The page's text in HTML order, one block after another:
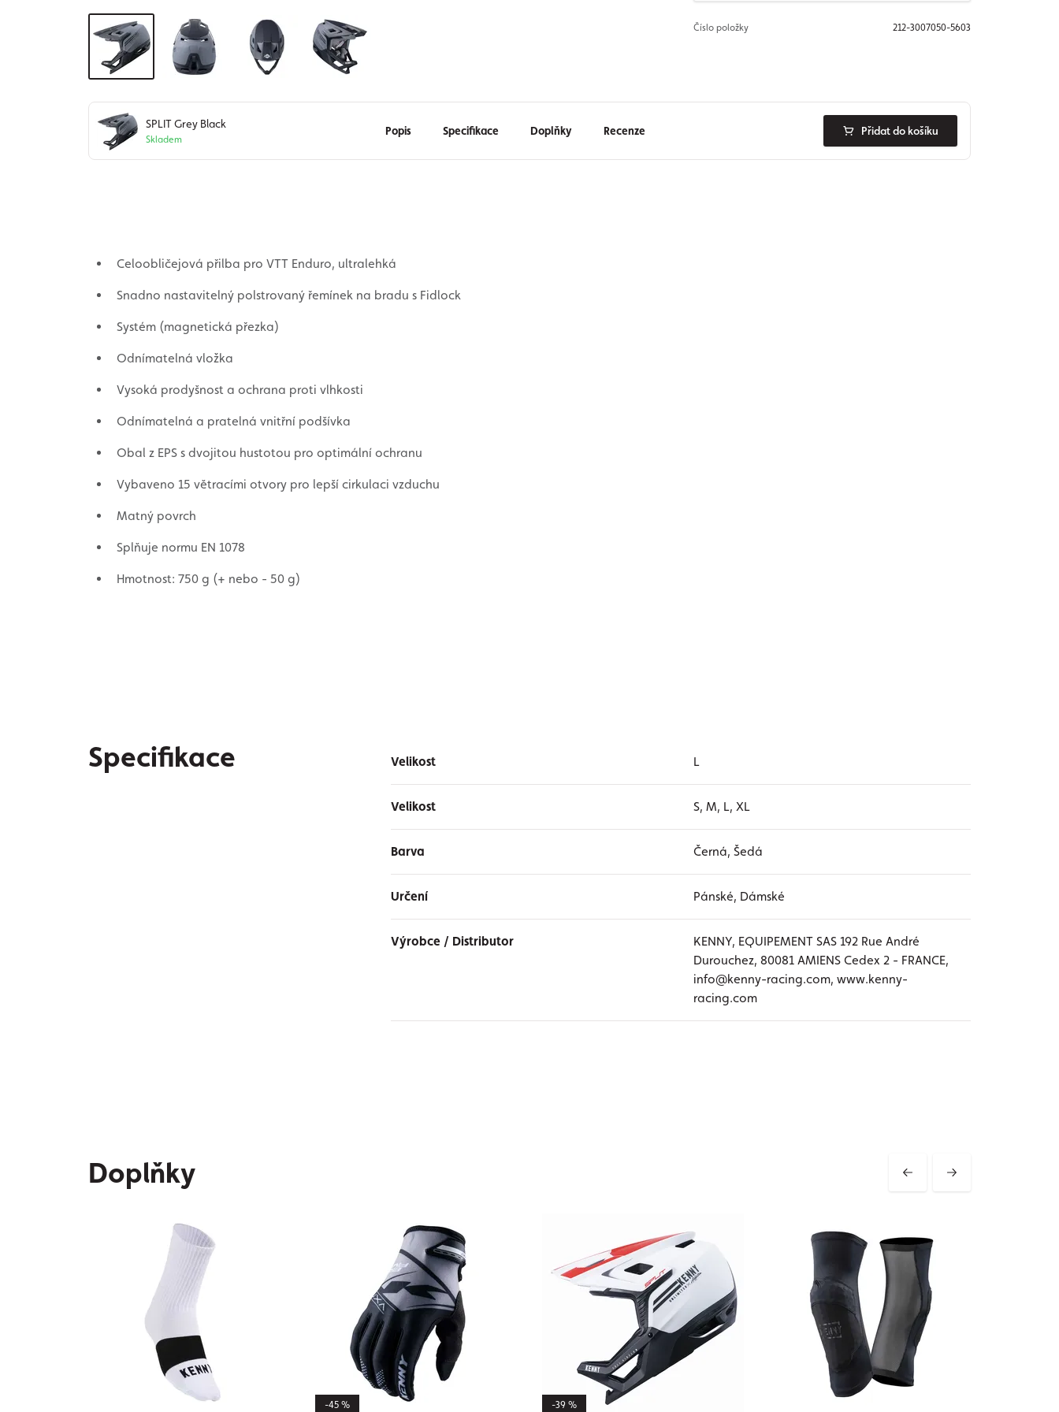
Číslo položky 212-3007050-5603
SPLIT Grey Black
Skladem
Popis Specifikace Doplňky Recenze Přidat do košíku
Celoobličejová přilba pro VTT Enduro, ultralehká
Snadno nastavitelný polstrovaný řemínek na bradu s Fidlock
Systém (magnetická přezka)
Odnímatelná vložka
Vysoká prodyšnost a ochrana proti vlhkosti
Odnímatelná a pratelná vnitřní podšívka
Obal z EPS s dvojitou hustotou pro optimální ochranu
Vybaveno 15 větracími otvory pro lepší cirkulaci vzduchu
Matný povrch
Splňuje normu EN 1078
Hmotnost: 750 g (+ nebo - 50 g)
Specifikace Velikost L
Velikost S, M, L, XL
Barva Černá, Šedá
Určení Pánské, Dámské
Výrobce / Distributor
KENNY, EQUIPEMENT SAS 192 Rue André
Durouchez, 80081 AMIENS Cedex 2 - FRANCE,
info@kenny-racing.com, www.kenny-
racing.com
Doplňky
-45 % -39 %